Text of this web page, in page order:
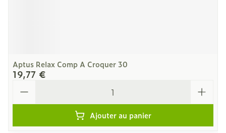
Aptus Relax Comp A Croquer 30
19,77 €
Ajouter au panier